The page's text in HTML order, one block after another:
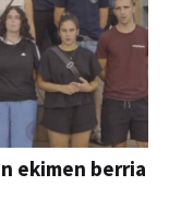
ekimen berria